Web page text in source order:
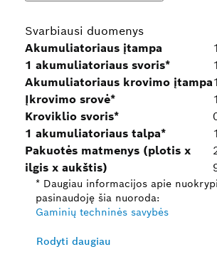
Svarbiausi duomenys
Akumuliatoriaus įtampa
1 akumuliatoriaus svoris*
Akumuliatoriaus krovimo įtampa
Įkrovimo srovė*
Kroviklio svoris*
1 akumuliatoriaus talpa*
Pakuotės matmenys (plotis x
ilgis x aukštis)
* Daugiau informacijos apie
pasinaudoję šia nuoroda:
Gaminių techninės savybės
Rodyti daugiau